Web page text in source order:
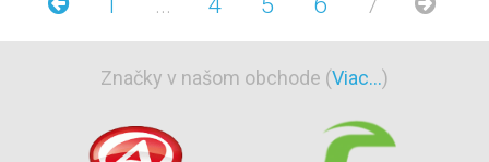
Značky v našom obchode (Viac...)